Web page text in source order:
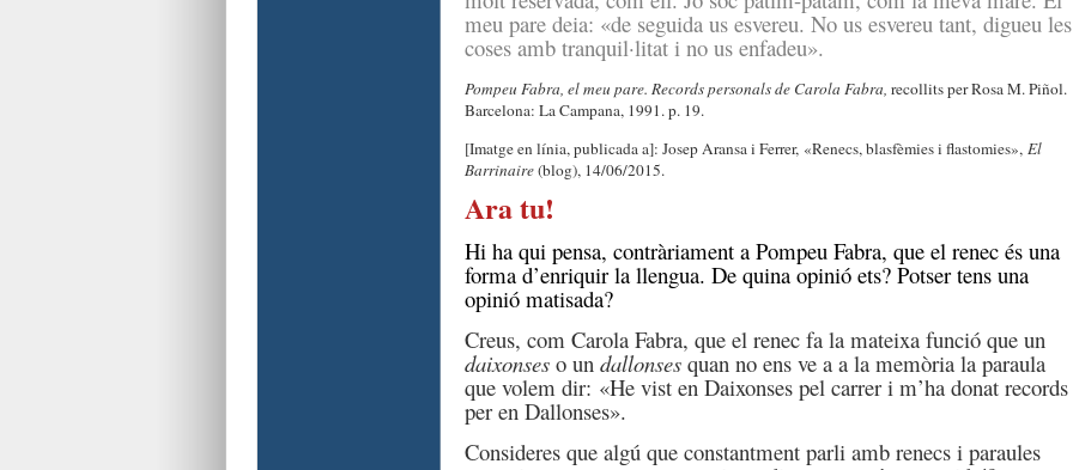
meu pare deia: «de seguida us esvereu. No us esvereu tant, digueu les
coses amb tranquil·litat i no us enfadeu».
Pompeu Fabra, el meu pare. Records personals de Carola Fabra, recollits per Rosa M. Piñol.
Barcelona: La Campana, 1991. p. 19.
[Imatge en línia, publicada a]: Josep Aransa i Ferrer, «Renecs, blasfèmies i flastomies», El
Barrinaire(blog), 14/06/2015.
Ara tu!
Hi ha qui pensa, contràriament a Pompeu Fabra, que el renec és una
forma d’enriquir la llengua. De quina opinió ets? Potser tens una
opinió matisada?
Creus, com Carola Fabra, que el renec fa la mateixa funció que un
daixonseso un dallonsesquan no ens ve a a la memòria la paraula
que volem dir: «He vist en Daixonses pel carrer i m’ha donat records
per en Dallonses».
Consideres que algú que constantment parli amb renecs i paraules